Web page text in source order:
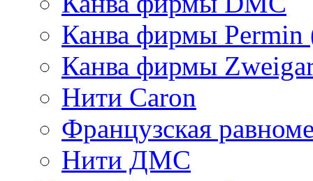
Канва фирмы Permin
Канва фирмы
Нити Caron
Французская
Нити ДМС